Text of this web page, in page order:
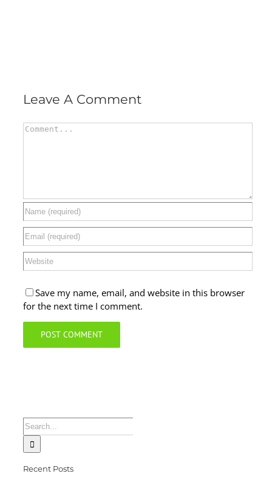
Leave A Comment
Comment
Save my name, email, and website in this browser
for the next time I comment.
Search
for:
Recent Posts